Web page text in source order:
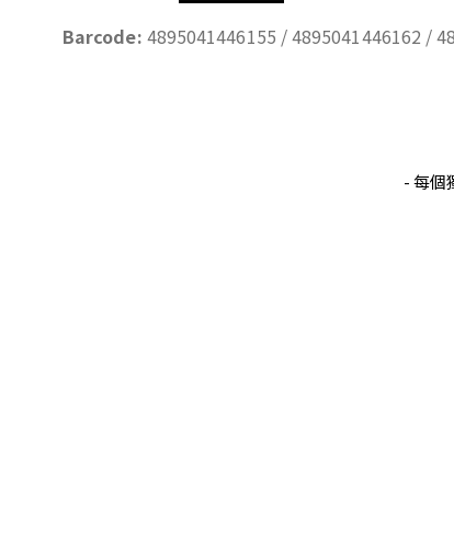
Barcode: 4895041446155 / 4895041446162 /
- 每個